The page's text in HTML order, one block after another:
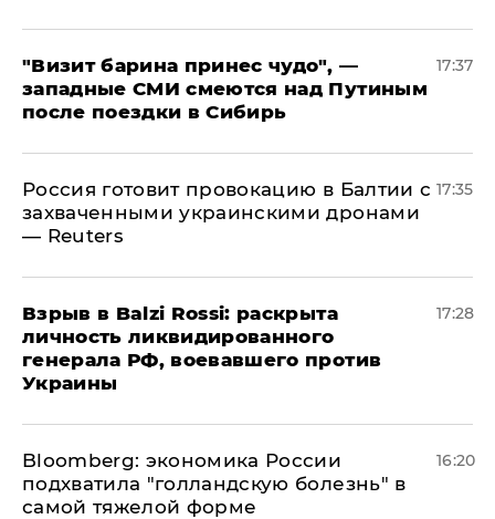
"Визит барина принес чудо", —
западные СМИ смеются над Путиным
после поездки в Сибирь
17:37
​Россия готовит провокацию в Балтии с
захваченными украинскими дронами
— Reuters
17:35
​Взрыв в Balzi Rossi: раскрыта
личность ликвидированного
генерала РФ, воевавшего против
Украины
17:28
Bloomberg: экономика России
подхватила "голландскую болезнь" в
самой тяжелой форме
16:20